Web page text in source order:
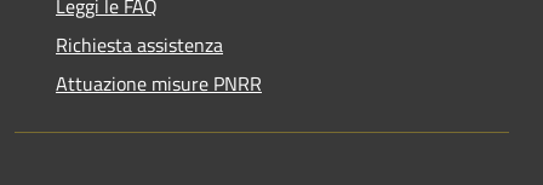
Leggi le FAQ
Richiesta assistenza
Attuazione misure PNRR